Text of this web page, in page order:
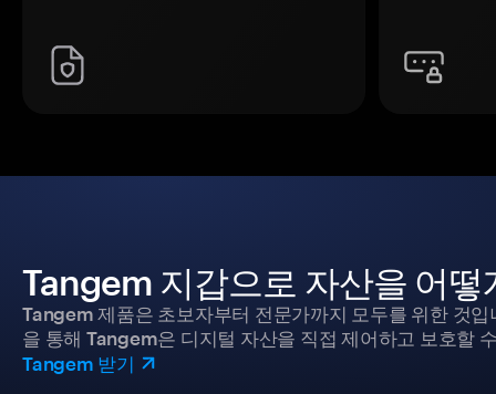
Tangem 지갑으로 자산을 어떻
Tangem 제품은 초보자부터 전문가까지 모두를 위한 것
을 통해 Tangem은 디지털 자산을 직접 제어하고 보호할
Tangem 받기